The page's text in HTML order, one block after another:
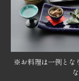
※お料理は一例とな